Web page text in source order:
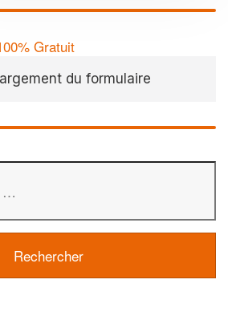
Gratuit
du formulaire